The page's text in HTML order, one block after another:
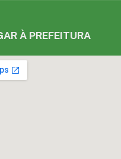
À PREFEITURA